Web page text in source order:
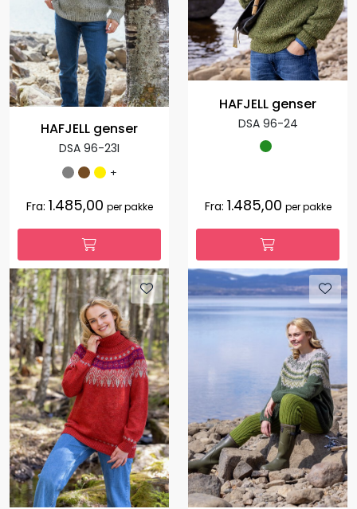
HAFJELL genser
DSA 96-23I
+
Fra: 1.485,00 per pakke
HAFJELL genser
DSA 96-24
Fra: 1.485,00 per pakke